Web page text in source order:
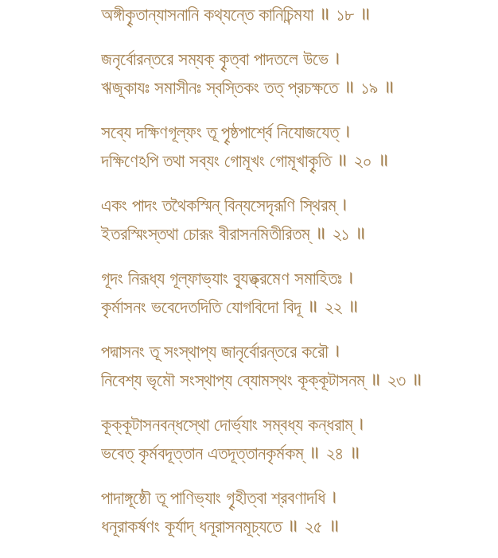
অঙ্গীকৄতান্যাসনানি কথ্যন্তে কানিচিন্মযা ॥ ১৮ ॥
জনৃর্বোরন্তরে সম্যক্ কৄত্বা পাদতলে উভে ।
ঋজূকাযঃ সমাসীনঃ স্বস্তিকং তত্ প্রচক্ষতে ॥ ১৯ ॥
সব্যে দক্ষিণগূল্ফং তূ পৄষ্ঠপার্শ্বে নিযোজযেত্ ।
দক্ষিণেঽপি তথা সব্যং গোমূখং গোমূখাকৄতি ॥ ২০ ॥
একং পাদং তথৈকস্মিন্ বিন্যসেদৃরূণি স্থিরম্ ।
ইতরস্মিংস্তথা চোরূং বীরাসনমিতীরিতম্ ॥ ২১ ॥
গূদং নিরূধ্য গূল্ফাভ্যাং ব্যূত্ক্রমেণ সমাহিতঃ ।
কৃর্মাসনং ভবেদেতদিতি যোগবিদো বিদূ ॥ ২২ ॥
পদ্মাসনং তূ সংস্থাপ্য জানৃর্বোরন্তরে করৌ ।
নিবেশ্য ভৃমৌ সংস্থাপ্য ব্যোমস্থং কূক্কূটাসনম্ ॥ ২৩ ॥
কূক্কূটাসনবন্ধস্থো দোর্ভ্যাং সম্বধ্য কন্ধরাম্ ।
ভবেত্ কৃর্মবদূত্তান এতদূত্তানকৃর্মকম্ ॥ ২৪ ॥
পাদাঙ্গূষ্ঠৌ তূ পাণিভ্যাং গৄহীত্বা শ্রবণাদধি ।
ধনূরাকর্ষণং কূর্যাদ্ ধনূরাসনমূচ্যতে ॥ ২৫ ॥